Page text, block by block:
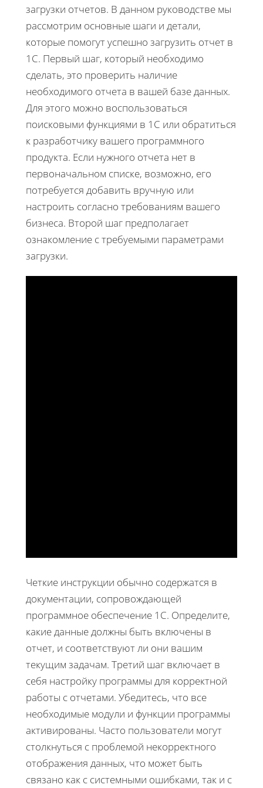
загрузки отчетов. В данном руководстве мы
рассмотрим основные шаги и детали,
которые помогут успешно загрузить отчет в
1С. Первый шаг, который необходимо
сделать, это проверить наличие
необходимого отчета в вашей базе данных.
Для этого можно воспользоваться
поисковыми функциями в 1С или обратиться
к разработчику вашего программного
продукта. Если нужного отчета нет в
первоначальном списке, возможно, его
потребуется добавить вручную или
настроить согласно требованиям вашего
бизнеса. Второй шаг предполагает
ознакомление с требуемыми параметрами
загрузки.
Четкие инструкции обычно содержатся в
документации, сопровождающей
программное обеспечение 1С. Определите,
какие данные должны быть включены в
отчет, и соответствуют ли они вашим
текущим задачам. Третий шаг включает в
себя настройку программы для корректной
работы с отчетами. Убедитесь, что все
необходимые модули и функции программы
активированы. Часто пользователи могут
столкнуться с проблемой некорректного
отображения данных, что может быть
связано как с системными ошибками, так и с